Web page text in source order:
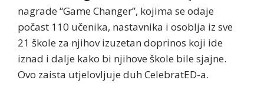
nagrade “Game Changer”, kojima se odaje
počast 110 učenika, nastavnika i osoblja iz sve
21 škole za njihov izuzetan doprinos koji ide
iznad i dalje kako bi njihove škole bile sjajne.
Ovo zaista utjelovljuje duh CelebratED-a.